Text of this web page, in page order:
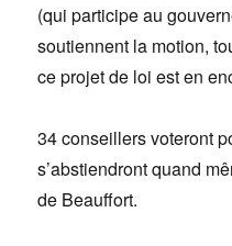
(qui participe au
soutiennent la motion,
ce projet de loi est en
34 conseillers voteront
s’abstiendront quand
de Beauffort.